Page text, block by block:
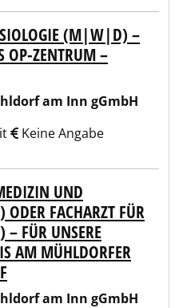
(M|W|D) –
OP-ZENTRUM –
am Inn gGmbH
Keine Angabe
UND
FACHARZT FÜR
FÜR UNSERE
AM MÜHLDORFER
am Inn gGmbH